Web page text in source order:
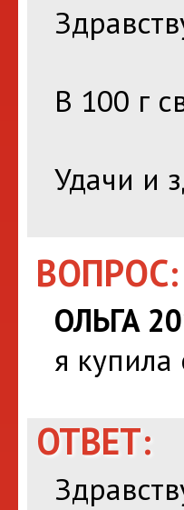
В 100 г
Удачи и
ВОПРОС:
ОЛЬГА
я купила
ОТВЕТ: